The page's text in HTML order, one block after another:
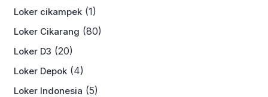
Loker cikampek (1)
Loker Cikarang (80)
Loker D3 (20)
Loker Depok (4)
Loker Indonesia (5)